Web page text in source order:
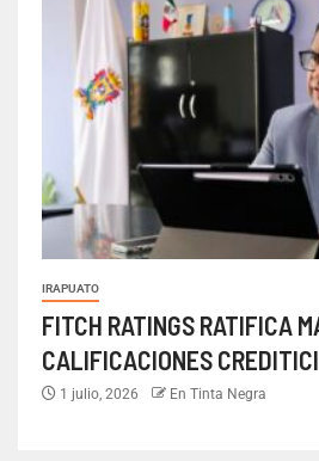
IRAPUATO
FITCH RATINGS RATIFICA
CALIFICACIONES
1 julio, 2026 En Tinta Negra